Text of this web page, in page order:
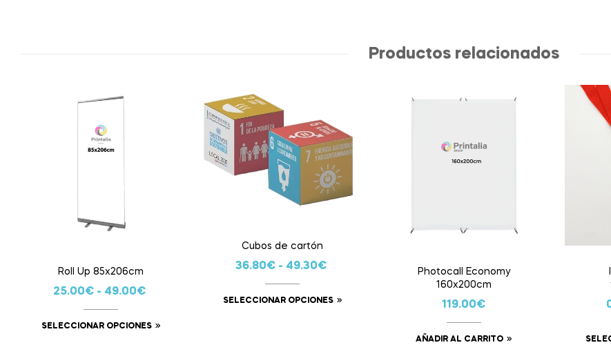
Productos relacionados
Roll Up 85x206cm
25.00€ - 49.00€
SELECCIONAR OPCIONES
Cubos de cartón
36.80€ - 49.30€
SELECCIONAR OPCIONES
Photocall Economy
160x200cm
119.00€
AÑADIR AL CARRITO